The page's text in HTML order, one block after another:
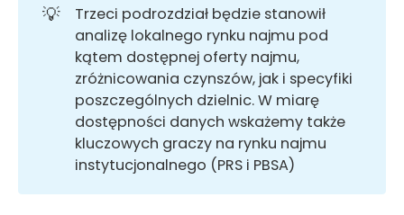
💡
Trzeci podrozdział będzie stanowił
analizę lokalnego rynku najmu pod
kątem dostępnej oferty najmu,
zróżnicowania czynszów, jak i specyfiki
poszczególnych dzielnic. W miarę
dostępności danych wskażemy także
kluczowych graczy na rynku najmu
instytucjonalnego (PRS i PBSA)